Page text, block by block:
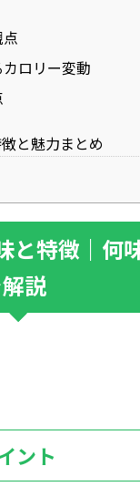
ロリー変動
と魅力まとめ
と特徴｜何
説
ント